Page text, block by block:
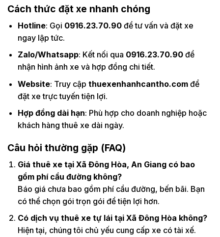
Cách thức đặt xe nhanh chóng
Hotline: Gọi 0916.23.70.90để tư vấn và đặt xe
ngay lập tức.
Zalo/Whatsapp: Kết nối qua 0916.23.70.90để
nhận hình ảnh xe và hợp đồng chi tiết.
Website: Truy cập thuexenhanhcantho.comđể
đặt xe trực tuyến tiện lợi.
Hợp đồng dài hạn: Phù hợp cho doanh nghiệp hoặc
khách hàng thuê xe dài ngày.
Câu hỏi thường gặp (FAQ)
Giá thuê xe tại Xã Đông Hòa, An Giang có bao
gồm phí cầu đường không?
Báo giá chưa bao gồm phí cầu đường, bến bãi. Bạn
có thể chọn gói trọn gói để tiện lợi hơn.
Có dịch vụ thuê xe tự lái tại Xã Đông Hòa không?
Hiện tại, chúng tôi chủ yếu cung cấp xe có tài xế.